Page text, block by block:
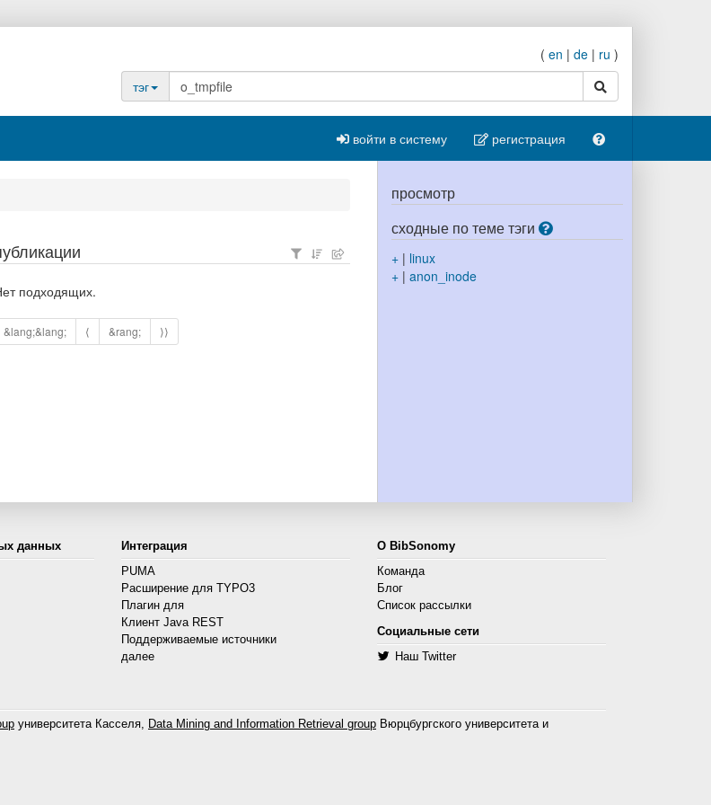
( en | de | ru )
тэг
поиск
войти в систему регистрация
подходящих.
&lang;&lang; ⟨ &rang; ⟩⟩
просмотр
сходные по теме тэги
+| linux
+| anon_inode
данных
Интеграция
PUMA
Расширение для TYPO3
Плагин для
Клиент Java REST
Поддерживаемые источники
далее
О BibSonomy
Команда
Блог
Список рассылки
Социальные сети
Наш Twitter
университета Касселя, Data Mining and Information Retrieval group Вюрцбургского университета и